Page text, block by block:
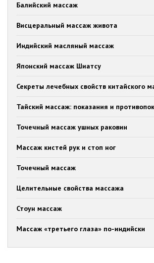
Балийский массаж
Висцеральный массаж живота
Индийский масляный массаж
Японский массаж Шиатсу
Секреты лечебных свойств китайского
Тайский массаж: показания и
Точечный массаж ушных раковин
Массаж кистей рук и стоп ног
Точечный массаж
Целительные свойства массажа
Стоун массаж
Массаж «третьего глаза» по-индийски